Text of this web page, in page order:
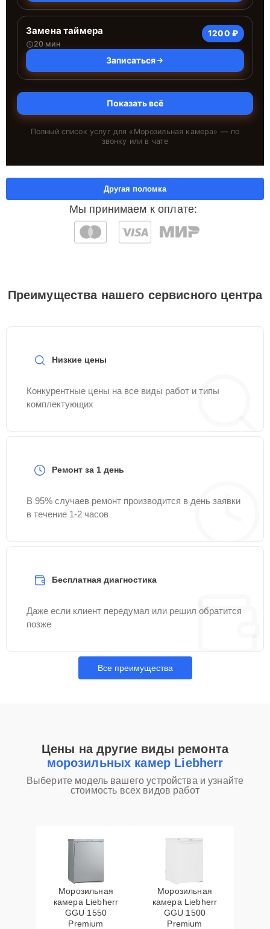
Замена таймера
20 мин
1200 ₽
Записаться
Показать всё
Полный список услуг для « Морозильная камера» — по
звонку или в чате
Мы принимаем к оплате:
Другая поломка
Преимущества нашего сервисного центра
Низкие цены
Конкурентные цены на все виды работ и типы
комплектующих
Ремонт за 1 день
В 95% случаев ремонт производится в день заявки
в течение 1-2 часов
Бесплатная диагностика
Даже если клиент передумал или решил обратится
позже
Все преимущества
Цены на другие виды ремонта
морозильных камер Liebherr
Выберите модель вашего устройства и узнайте
стоимость всех видов работ
Морозильная
камера Liebherr
GGU 1550
Premium
Морозильная
камера Liebherr
GGU 1500
Premium